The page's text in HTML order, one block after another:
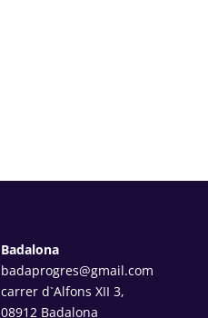
Badalona
badaprogres@gmail.com
carrer d`Alfons XII 3,
08912 Badalona